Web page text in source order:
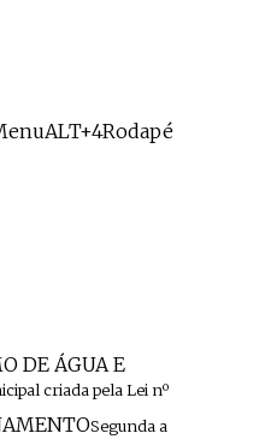
ALT+4Rodapé
DE ÁGUA E
criada pela Lei nº
Segunda a